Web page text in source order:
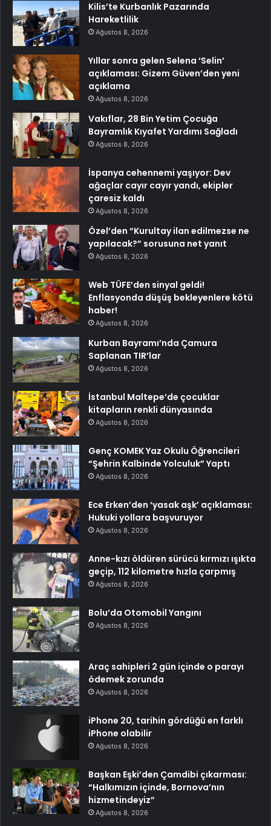
Kilis’te Kurbanlık Pazarında
Hareketlilik
Ağustos 8, 2026
Yıllar sonra gelen Selena ‘Selin’
açıklaması: Gizem Güven’den yeni
açıklama
Ağustos 8, 2026
Vakıflar, 28 Bin Yetim Çocuğa
Bayramlık Kıyafet Yardımı Sağladı
Ağustos 8, 2026
İspanya cehennemi yaşıyor: Dev
ağaçlar cayır cayır yandı, ekipler
çaresiz kaldı
Ağustos 8, 2026
Özel’den “Kurultay ilan edilmezse ne
yapılacak?” sorusuna net yanıt
Ağustos 8, 2026
Web TÜFE’den sinyal geldi!
Enflasyonda düşüş bekleyenlere kötü
haber!
Ağustos 8, 2026
Kurban Bayramı’nda Çamura
Saplanan TIR’lar
Ağustos 8, 2026
İstanbul Maltepe’de çocuklar
kitapların renkli dünyasında
Ağustos 8, 2026
Genç KOMEK Yaz Okulu Öğrencileri
“Şehrin Kalbinde Yolculuk” Yaptı
Ağustos 8, 2026
Ece Erken’den ‘yasak aşk’ açıklaması:
Hukuki yollara başvuruyor
Ağustos 8, 2026
Anne-kızı öldüren sürücü kırmızı ışıkta
geçip, 112 kilometre hızla çarpmış
Ağustos 8, 2026
Bolu’da Otomobil Yangını
Ağustos 8, 2026
Araç sahipleri 2 gün içinde o parayı
ödemek zorunda
Ağustos 8, 2026
iPhone 20, tarihin gördüğü en farklı
iPhone olabilir
Ağustos 8, 2026
Başkan Eşki’den Çamdibi çıkarması:
“Halkımızın içinde, Bornova’nın
hizmetindeyiz”
Ağustos 8, 2026